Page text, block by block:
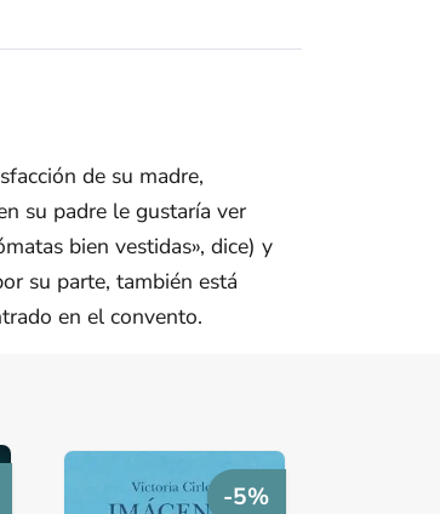
de su madre,
su padre le gustaría ver
bien vestidas», dice) y
su parte, también está
en el convento.
-5%